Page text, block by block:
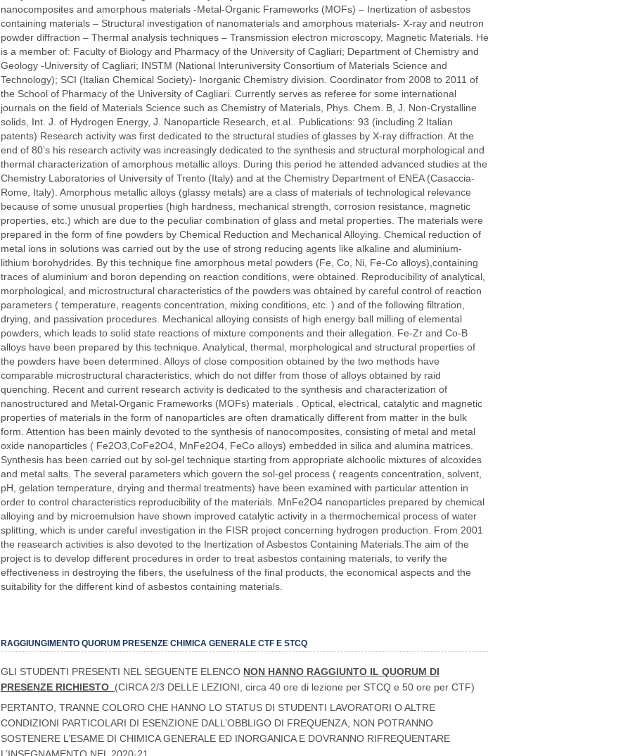
RAGGIUNGIMENTO QUORUM PRESENZE CHIMICA GENERALE CTF E STCQ
GLI STUDENTI PRESENTI NEL SEGUENTE ELENCO NON HANNO RAGGIUNTO IL QUORUM DI
PRESENZE RICHIESTO (CIRCA 2/3 DELLE LEZIONI, circa 40 ore di lezione per STCQ e 50 ore per CTF)
PERTANTO, TRANNE COLORO CHE HANNO LO STATUS DI STUDENTI LAVORATORI O ALTRE
CONDIZIONI PARTICOLARI DI ESENZIONE DALL’OBBLIGO DI FREQUENZA, NON POTRANNO
SOSTENERE L’ESAME DI CHIMICA GENERALE ED INORGANICA E DOVRANNO RIFREQUENTARE
L’INSEGNAMENTO NEL 2020-21.